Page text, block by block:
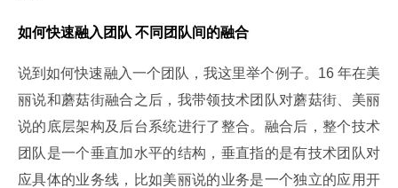
如何快速融入团队 不同团队间的融合
说到如何快速融入一个团队，我这里举个例子。16 年在美
丽说和蘑菇街融合之后，我带领技术团队对蘑菇街、美丽
说的底层架构及后台系统进行了整合。融合后，整个技术
团队是一个垂直加水平的结构，垂直指的是有技术团队对
应具体的业务线，比如美丽说的业务是一个独立的应用开